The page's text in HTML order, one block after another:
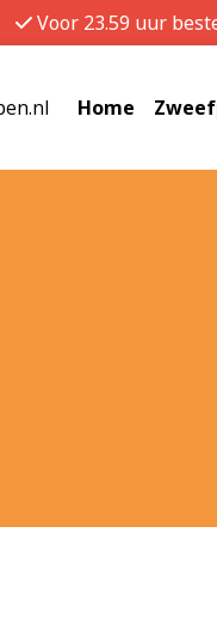
Voor 23.59 uur
Home